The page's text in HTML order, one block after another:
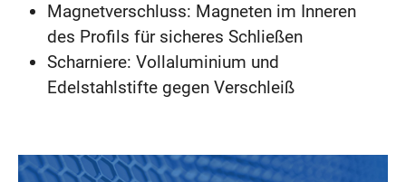
Magnetverschluss: Magneten im Inneren
des Profils für sicheres Schließen
Scharniere: Vollaluminium und
Edelstahlstifte gegen Verschleiß